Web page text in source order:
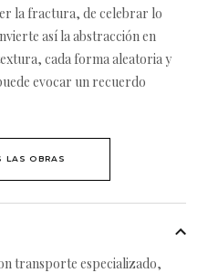
la fractura, de celebrar lo
así la abstracción en
cada forma aleatoria y
evocar un recuerdo
LAS OBRAS
transporte especializado,